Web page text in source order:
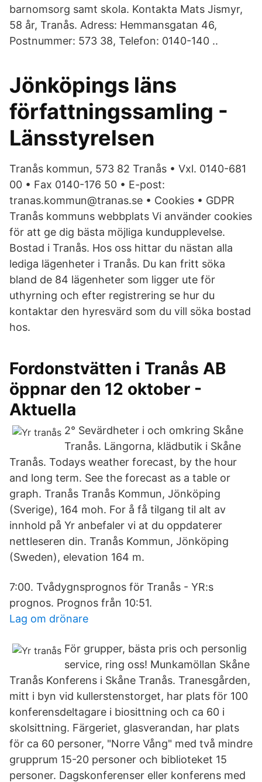
barnomsorg samt skola. Kontakta Mats Jismyr,
58 år, Tranås. Adress: Hemmansgatan 46,
Postnummer: 573 38, Telefon: 0140-140 ..
Jönköpings läns
författningssamling -
Länsstyrelsen
Tranås kommun, 573 82 Tranås • Vxl. 0140-681
00 • Fax 0140-176 50 • E-post:
tranas.kommun@tranas.se • Cookies • GDPR
Tranås kommuns webbplats Vi använder cookies
för att ge dig bästa möjliga kundupplevelse.
Bostad i Tranås. Hos oss hittar du nästan alla
lediga lägenheter i Tranås. Du kan fritt söka
bland de 84 lägenheter som ligger ute för
uthyrning och efter registrering se hur du
kontaktar den hyresvärd som du vill söka bostad
hos.
Fordonstvätten i Tranås AB
öppnar den 12 oktober -
Aktuella
2° Sevärdheter i och omkring Skåne
Tranås. Längorna, klädbutik i Skåne
Tranås. Todays weather forecast, by the hour
and long term. See the forecast as a table or
graph. Tranås Tranås Kommun, Jönköping
(Sverige), 164 moh. For å få tilgang til alt av
innhold på Yr anbefaler vi at du oppdaterer
nettleseren din. Tranås Kommun, Jönköping
(Sweden), elevation 164 m.
7:00. Tvådygnsprognos för Tranås - YR:s
prognos. Prognos från 10:51.
Lag om drönare
För grupper, bästa pris och personlig
service, ring oss! Munkamöllan Skåne
Tranås Konferens i Skåne Tranås. Tranesgården,
mitt i byn vid kullerstenstorget, har plats för 100
konferensdeltagare i biosittning och ca 60 i
skolsittning. Färgeriet, glasverandan, har plats
för ca 60 personer, "Norre Vång" med två mindre
grupprum 15-20 personer och biblioteket 15
personer. Dagskonferenser eller konferens med